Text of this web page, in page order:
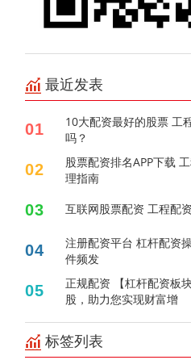
最近发表
01
10大配资最好的股票 工
吗？
02
股票配资排名APP下载
理指南
03 互联网股票配资 工程配
04
注册配资平台 杠杆配资
件频发
05
正规配资 【杠杆配资板
股，助力您实现财富增
标签列表